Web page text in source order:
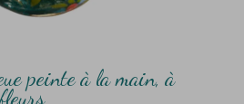
peinte à la main, à